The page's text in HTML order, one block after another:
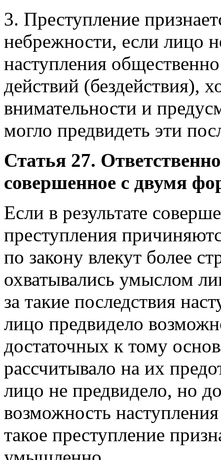
3. Преступление
небрежности, если лицо
наступления
действий (бездействия),
внимательности и
могло предвидеть эти
Статья 27.
совершенное с двумя
Если в результате
преступления
по закону влекут более
охватывались умыслом
за такие последствия
лицо предвидело
достаточных к тому
рассчитывало на их
лицо не предвидело, но
возможность
такое преступление